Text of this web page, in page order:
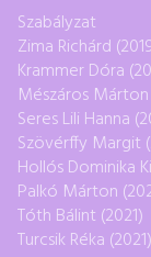
Szabályzat
Zima Richárd
Krammer Dóra
Mészáros
Seres Lili Hanna
Szövérffy Margit
Hollós Dominika
Palkó Márton
Tóth Bálint (2021)
Turcsik Réka (2021)